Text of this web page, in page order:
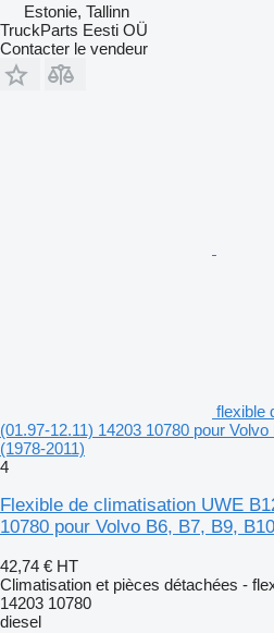
Estonie, Tallinn
TruckParts Eesti OÜ
Contacter le vendeur
flexible
(01.97-12.11) 14203 10780 pour
(1978-2011)
4
Flexible de climatisation UWE
10780 pour Volvo B6, B7, B9,
42,74 € HT
Climatisation et pièces détachées -
14203 10780
diesel